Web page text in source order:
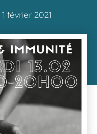
1 février 2021